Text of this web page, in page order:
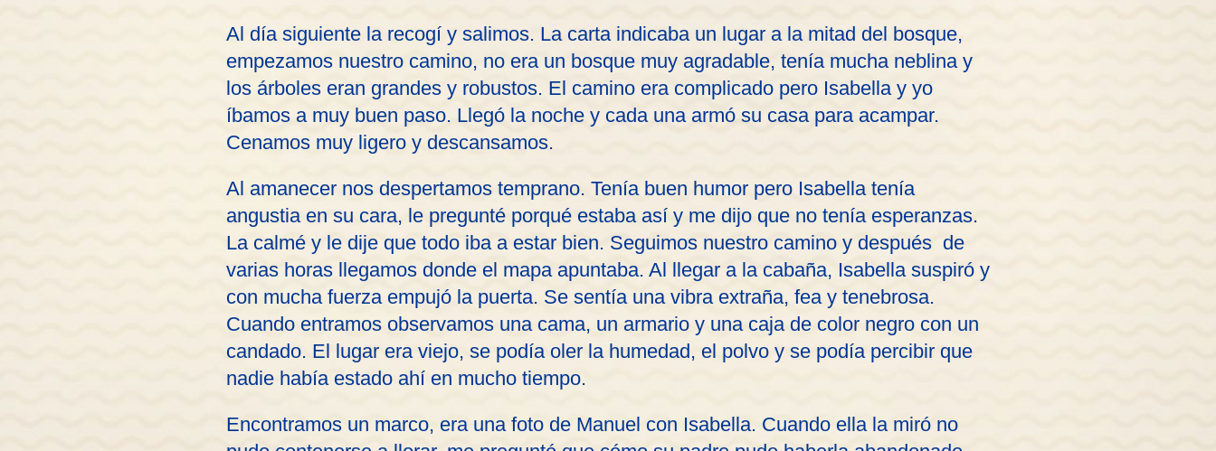
Al día siguiente la recogí y salimos. La carta indicaba un lugar a la mitad del bosque,
empezamos nuestro camino, no era un bosque muy agradable, tenía mucha neblina y
los árboles eran grandes y robustos. El camino era complicado pero Isabella y yo
íbamos a muy buen paso. Llegó la noche y cada una armó su casa para acampar.
Cenamos muy ligero y descansamos.
Al amanecer nos despertamos temprano. Tenía buen humor pero Isabella tenía
angustia en su cara, le pregunté porqué estaba así y me dijo que no tenía esperanzas.
La calmé y le dije que todo iba a estar bien. Seguimos nuestro camino y después de
varias horas llegamos donde el mapa apuntaba. Al llegar a la cabaña, Isabella suspiró y
con mucha fuerza empujó la puerta. Se sentía una vibra extraña, fea y tenebrosa.
Cuando entramos observamos una cama, un armario y una caja de color negro con un
candado. El lugar era viejo, se podía oler la humedad, el polvo y se podía percibir que
nadie había estado ahí en mucho tiempo.
Encontramos un marco, era una foto de Manuel con Isabella. Cuando ella la miró no